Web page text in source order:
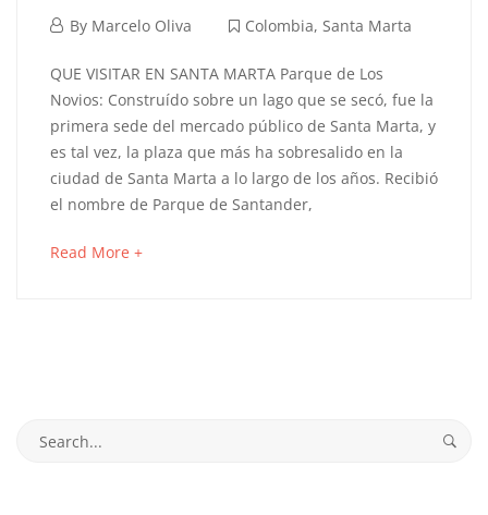
febrero
2022
By Marcelo Oliva Colombia, Santa Marta
SITIOS
TURÍSTICOS
EN
SANTA
MARTA
02-
QUE VISITAR EN SANTA MARTA Parque de Los
Novios: Construído sobre un lago que se secó, fue la
primera sede del mercado público de Santa Marta, y
es tal vez, la plaza que más ha sobresalido en la
ciudad de Santa Marta a lo largo de los años. Recibió
el nombre de Parque de Santander,
Read More +about